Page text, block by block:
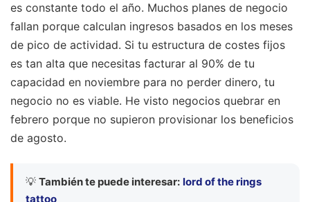
es constante todo el año. Muchos planes de negocio
fallan porque calculan ingresos basados en los meses
de pico de actividad. Si tu estructura de costes fijos
es tan alta que necesitas facturar al 90% de tu
capacidad en noviembre para no perder dinero, tu
negocio no es viable. He visto negocios quebrar en
febrero porque no supieron provisionar los beneficios
de agosto.
💡 También te puede interesar: lord of the rings
tattoo